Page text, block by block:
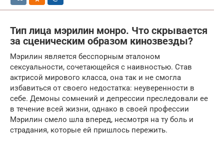
Тип лица мэрилин монро. Что скрывается
за сценическим образом кинозвезды?
Мэрилин является бесспорным эталоном
сексуальности, сочетающейся с наивностью. Став
актрисой мирового класса, она так и не смогла
избавиться от своего недостатка: неуверенности в
себе. Демоны сомнений и депрессии преследовали ее
в течение всей жизни, однако в своей профессии
Мэрилин смело шла вперед, несмотря на ту боль и
страдания, которые ей пришлось пережить.